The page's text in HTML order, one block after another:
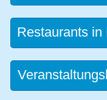
Restaurants in